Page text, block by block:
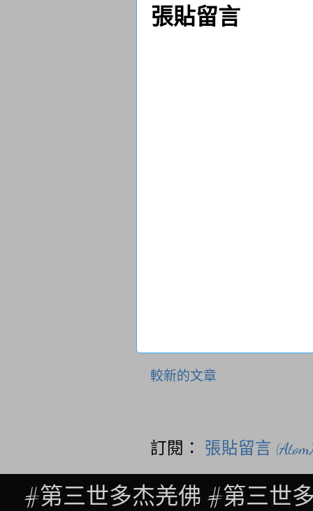
張貼留言
較新的文章
訂閱： 張貼留言 (Atom)
#第三世多杰羌佛 #第三世